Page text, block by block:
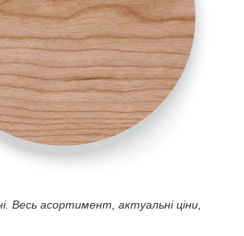
Весь асортимент, актуальні ціни,